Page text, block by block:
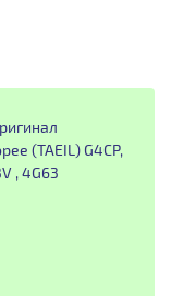
(TAEIL) G4CP,
, 4G63